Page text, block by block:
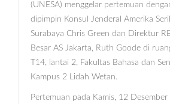
(UNESA) menggelar pertemuan
dipimpin Konsul Jenderal Amerika
Surabaya Chris Green dan Direktur
Besar AS Jakarta, Ruth Goode di
T14, lantai 2, Fakultas Bahasa dan
Kampus 2 Lidah Wetan.
Pertemuan pada Kamis, 12